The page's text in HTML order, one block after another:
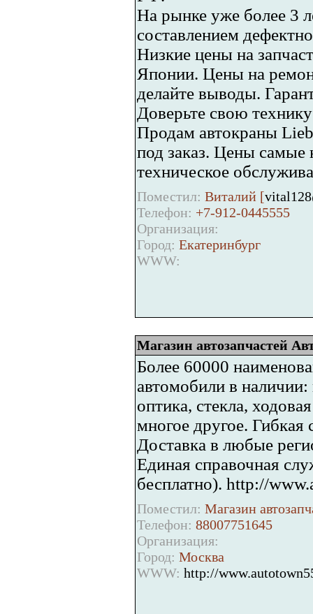
На рынке уже более 3
составлением
Низкие цены на
Японии. Цены на
делайте выводы.
Доверьте свою
Продам автокраны
под заказ. Цены самые
техническое
Поместил: Виталий [
Телефон: +7-912-0445555
Организация:
Город: Екатеринбург
WWW:
Магазин автозапчастей
Более 60000
автомобили в
оптика, стекла,
многое другое. Гибкая
Доставка в любые
Единая справочная
бесплатно). http://
Поместил: Магазин
Телефон: 88007751645
Организация:
Город: Москва
WWW: http://